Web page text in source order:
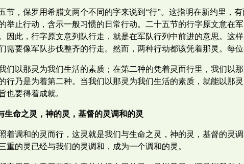
节，保罗用希腊文两个不同的字来说到“行”。这指明在新约里，
举止行动，含示一般习惯的日常行动。二十五节的行字原文意在
因此，行字原文意列队行走，就是在军队行列中前进的意思。这
需要像军队步伐整齐的行走。然而，两种行动都该凭着那灵。每
们以那灵为我们生活的素质；在第二种的凭着灵而行里，我们以
行乃是为着第二种。当我们以那灵为我们生活的素质，就能以那
也要得着成就。
生命之灵，神的灵，基督的灵调和的灵
着调和的灵而行，这灵就是我们与生命之灵，神的灵，基督的灵
重的灵已经与我们的灵调和，成为一个调和的灵。